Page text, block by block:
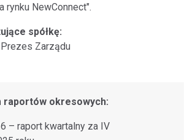
rynku NewConnect".
spółkę:
Zarządu
raportów okresowych:
– raport kwartalny za IV